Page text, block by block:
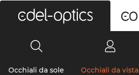
Occhiali da sole Occhiali da vista